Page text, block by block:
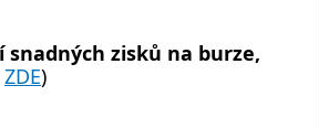
snadných zisků na burze,
ZDE)